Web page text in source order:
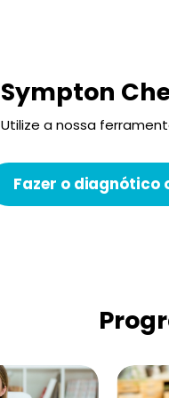
Sympton
Utilize a nossa
Fazer o diagnótico